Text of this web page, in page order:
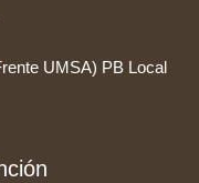
UMSA) PB Local